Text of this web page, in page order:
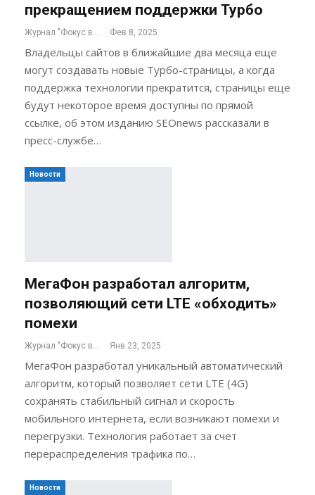
прекращением поддержки Турбо
Журнал "Фокус внимания" Фев 8, 2025
Владельцы сайтов в ближайшие два месяца еще
могут создавать новые Турбо-страницы, а когда
поддержка технологии прекратится, страницы еще
будут некоторое время доступны по прямой
ссылке, об этом изданию SEOnews рассказали в
пресс-службе…
Новости
МегаФон разработал алгоритм,
позволяющий сети LTE «обходить»
помехи
Янв 23, 2025
МегаФон разработал уникальный автоматический
алгоритм, который позволяет сети LTE (4G)
сохранять стабильный сигнал и скорость
мобильного интернета, если возникают помехи и
перегрузки. Технология работает за счет
перераспределения трафика по…
Новости